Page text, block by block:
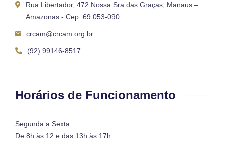
Rua Libertador, 472 Nossa Sra das Graças, Manaus –
Amazonas - Cep: 69.053-090
crcam@crcam.org.br
(92) 99146-8517
Horários de Funcionamento
Segunda a Sexta
De 8h às 12 e das 13h às 17h